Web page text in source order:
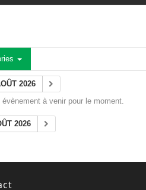
2026
évènement à venir pour le moment.
2026